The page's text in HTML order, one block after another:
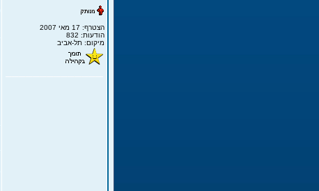
הצטרף: 17 מאי 2007
הודעות: 832
מיקום: תל-אביב